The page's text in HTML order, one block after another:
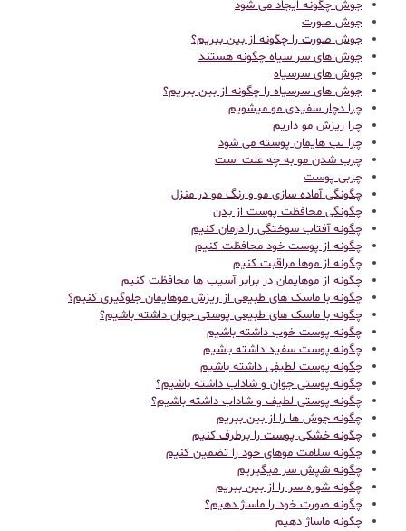
جوش چگونه ایجاد می شود
جوش صورت
جوش صورت را چگونه از بین ببریم؟
جوش های سر سیاه چگونه هستند
جوش های سرسیاه
جوش های سرسیاه را چگونه از بین ببریم؟
چرا دچار سفیدی مو میشویم
چرا ریزش مو داریم
چرا لب هایمان پوسته می شود
چرب شدن مو به چه علت است
چربی پوست
چگونگی آماده سازی مو و رنگ مو در منزل
چگونگی محافظت پوست از بدن
چگونه آفتاب سوختگی را درمان کنیم
چگونه از پوست خود محافظت کنیم
چگونه از موها مراقبت کنیم
چگونه از موهایمان در برابر آسیب ها محافظت کنیم
چگونه با ماسک های طبیعی از ریزش موهایمان جلوگیری کنیم؟
چگونه با ماسک های طبیعی پوستی جوان داشته باشیم؟
چگونه پوست خوب داشته باشیم
چگونه پوست سفید داشته باشیم
چگونه پوست لطیفی داشته باشیم
چگونه پوستی جوان و شاداب داشته باشیم؟
چگونه پوستی لطیف و شاداب داشته باشیم؟
چگونه جوش ها را از بین ببریم
چگونه خشکی پوست را برطرف کنیم
چگونه سلامت موهای خود را تضمین کنیم
چگونه شپش سر میگیریم
چگونه شوره سر را از بین ببریم
چگونه صورت خود را ماساژ دهیم؟
چگونه ماساژ دهیم